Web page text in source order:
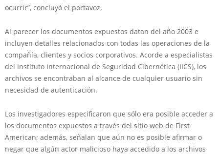
ocurrir”, concluyó el portavoz.
Al parecer los documentos expuestos datan del año 2003 e
incluyen detalles relacionados con todas las operaciones de la
compañía, clientes y socios corporativos. Acorde a especialistas
del Instituto Internacional de Seguridad Cibernética (IICS), los
archivos se encontraban al alcance de cualquier usuario sin
necesidad de autenticación.
Los investigadores especificaron que sólo era posible acceder a
los documentos expuestos a través del sitio web de First
American; además, señalan que aún no es posible afirmar o
negar que algún actor malicioso haya accedido a los archivos